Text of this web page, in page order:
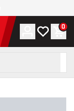
Account
La mia0